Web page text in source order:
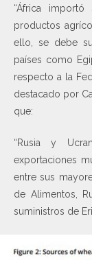
“África
productos
ello, se debe
países como
respecto a la
destacado por
que:
“Rusia y
exportaciones
entre sus
de Alimentos,
suministros de